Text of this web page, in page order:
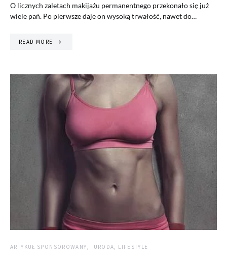
O licznych zaletach makijażu permanentnego przekonało się już
wiele pań. Po pierwsze daje on wysoką trwałość, nawet do…
READ MORE
ARTYKUŁ SPONSOROWANY URODA, LIFESTYLE